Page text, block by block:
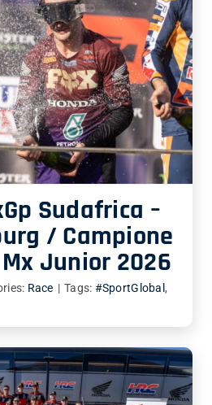
Sudafrica –
/ Campione
Junior 2026
Race | Tags: #SportGlobal ,